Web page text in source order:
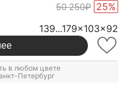
50 250₽ 25%
139...179x103x92
в любом цвете
Петербург